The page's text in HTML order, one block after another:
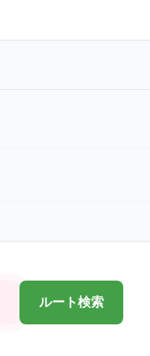
ルート検索